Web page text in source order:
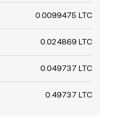
0.0099475 LTC
0.024869 LTC
0.049737 LTC
0.49737 LTC